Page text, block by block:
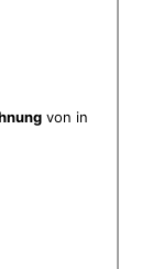
von in